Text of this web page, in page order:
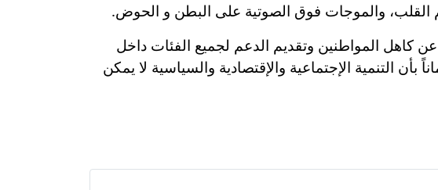
والموجات فوق الصوتية على البطن و الحوض.
كاهل المواطنين وتقديم الدعم لجميع الفئات داخل
التنمية الإجتماعية والإقتصادية والسياسية لا يمكن